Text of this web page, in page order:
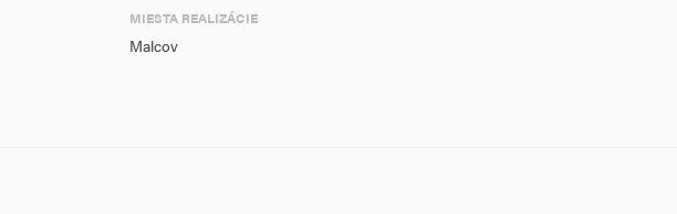
- zlepšovanie tepelno-technických vlastností stavebných konštrukcií
- modernizácia vykurovacieho systému, zníženie spotreby energie a inštalácia
MIESTA REALIZÁCIE
Malcov